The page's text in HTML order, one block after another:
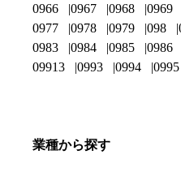
0966
0967 0968 0969
0977
0978 0979 098
0983
0984 0985 0986
09913
0993 0994 0995
業種から探す